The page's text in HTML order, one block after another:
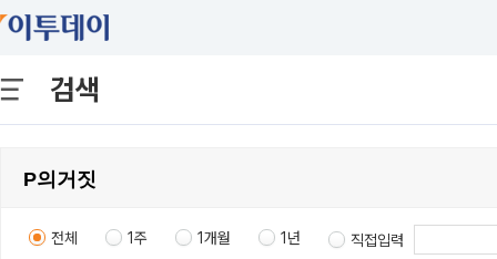
검색
전체 1주 1개월 1년 직접입력